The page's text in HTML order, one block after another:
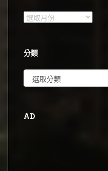
彙
分類
類
AD